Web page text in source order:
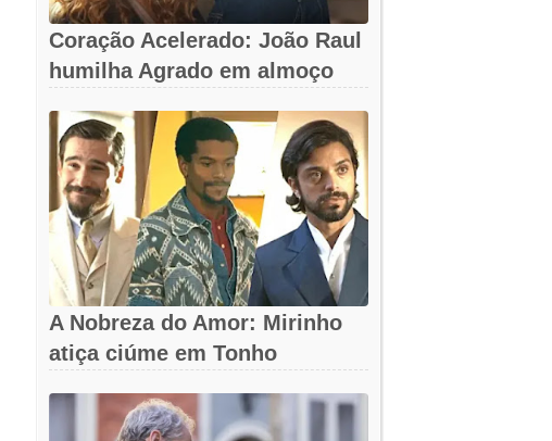
Coração Acelerado: João Raul
humilha Agrado em almoço
A Nobreza do Amor: Mirinho
atiça ciúme em Tonho